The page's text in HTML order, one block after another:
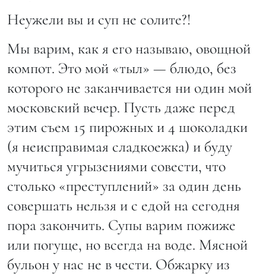
Неужели вы и суп не солите?!
Мы варим, как я его называю, овощной
компот. Это мой «тыл» — блюдо, без
которого не заканчивается ни один мой
московский вечер. Пусть даже перед
этим съем 15 пирожных и 4 шоколадки
(я неисправимая сладкоежка) и буду
мучиться угрызениями совести, что
столько «преступлений» за один день
совершать нельзя и с едой на сегодня
пора закончить. Супы варим пожиже
или погуще, но всегда на воде. Мясной
бульон у нас не в чести. Обжарку из